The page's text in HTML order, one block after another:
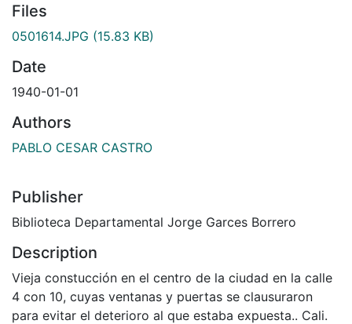
Files
0501614.JPG (15.83 KB)
Date
1940-01-01
Authors
PABLO CESAR CASTRO
Publisher
Biblioteca Departamental Jorge Garces Borrero
Description
Vieja constucción en el centro de la ciudad en la calle
4 con 10, cuyas ventanas y puertas se clausuraron
para evitar el deterioro al que estaba expuesta.. Cali.